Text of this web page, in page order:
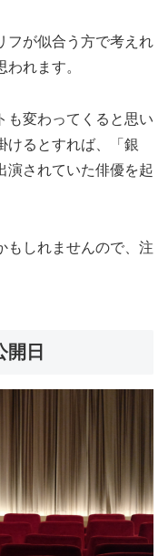
フが似合う方で考えれ
れます。
も変わってくると思い
けるとすれば、「銀
演されていた俳優を起
もしれませんので、注
開日